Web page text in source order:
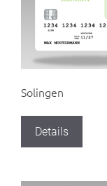
Solingen
Details